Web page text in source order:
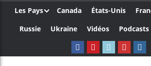
Les Pays Canada États-Unis
Russie
Ukraine Vidéos Podcasts